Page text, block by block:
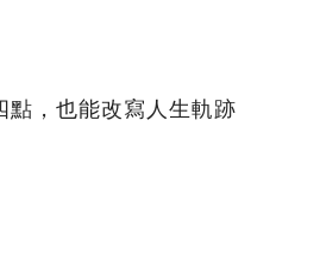
點，也能改寫人生軌跡